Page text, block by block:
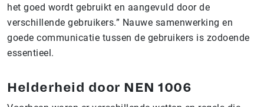
het goed wordt gebruikt en aangevuld door de
verschillende gebruikers.” Nauwe samenwerking en
goede communicatie tussen de gebruikers is zodoende
essentieel.
Helderheid door NEN 1006